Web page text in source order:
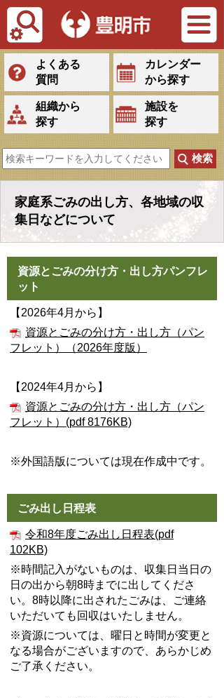
Tiếng Việt
よくある
質問
カレンダー
から探す
組織から
探す
施設を
探す
家庭系ごみの出し方、各地域の収
集日などについて
資源とごみの分け方・出し方パンフレ
ット
【2026年4月から】
資源とごみの分け方・出し方（パン
フレット）（2026年度版）
【2024年4月から】
資源とごみの分け方・出し方（パン
フレット）(pdf 8176KB)
※外国語版については現在作成中です。
ごみ出し日程表
令和8年度ごみ出し日程表(pdf
102KB)
※時間記入がないものは、収集日当日の
日の出から朝8時までに出してくださ
い。8時以降に出されたごみは、ご連絡
いただいても回収はいたしません。
※資源については、曜日と時間が変更と
なる場合がございますので、あらかじめ
ご了承ください。